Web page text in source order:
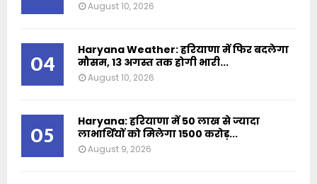
August 10, 2026
04
Haryana Weather: हरियाणा में फिर बदलेगा
मौसम, 13 अगस्त तक होगी भारी...
August 10, 2026
05
Haryana: हरियाणा में 50 लाख से ज्यादा
लाभार्थियों को मिलेगा 1500 करोड़...
August 9, 2026